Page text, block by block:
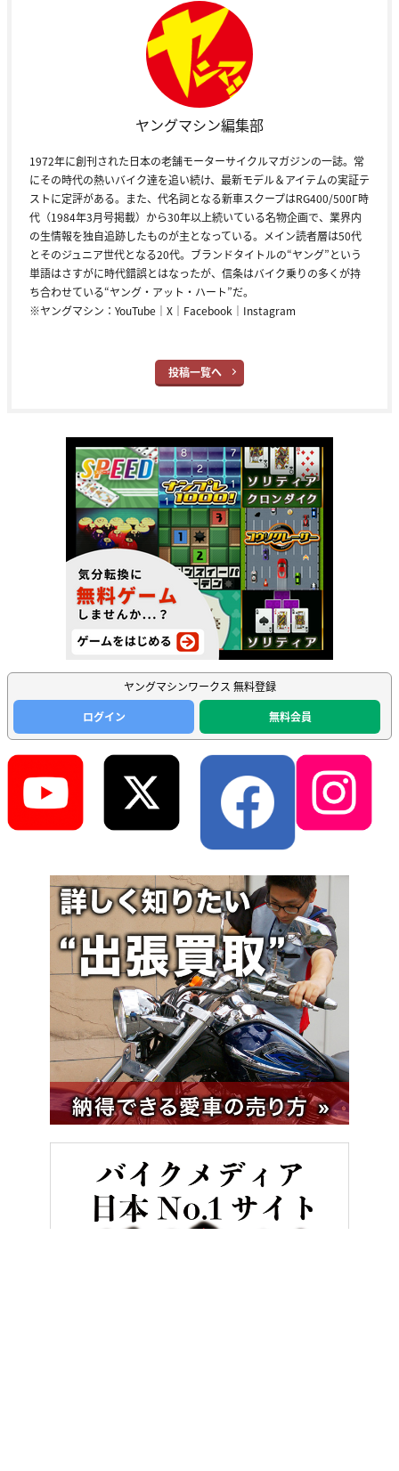
ヤングマシン編集部
1972年に創刊された日本の老舗モーターサイクルマガジンの一誌。常
にその時代の熱いバイク達を追い続け、最新モデル＆アイテムの実証テ
ストに定評がある。また、代名詞となる新車スクープはRG400/500Γ時
代（1984年3月号掲載）から30年以上続いている名物企画で、業界内
の生情報を独自追跡したものが主となっている。メイン読者層は50代
とそのジュニア世代となる20代。ブランドタイトルの“ヤング”という
単語はさすがに時代錯誤とはなったが、信条はバイク乗りの多くが持
ち合わせている“ヤング・アット・ハート”だ。
※ヤングマシン： YouTube ｜ X ｜ Facebook ｜ Instagram
投稿一覧へ
ヤングマシンワークス 無料登録
ログイン
無料会員